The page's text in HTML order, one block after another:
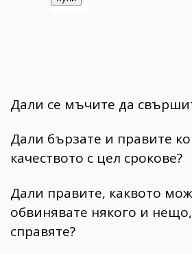
Дали се мъчите да
Дали бързате и правите
качеството с цел срокове?
Дали правите, каквото
обвинявате някого и
справяте?